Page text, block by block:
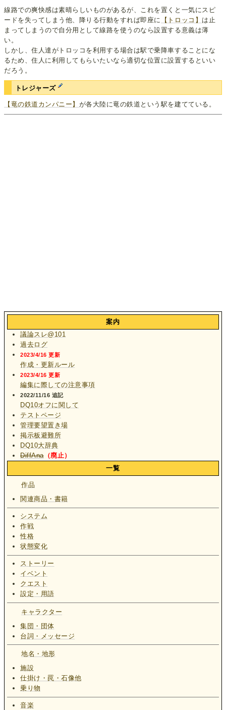
線路での爽快感は素晴らしいものがあるが、これを置くと一気にスピ
ードを失ってしまう他、降りる行動をすれば即座に
【トロッコ】 は止
まってしまうので自分用として線路を使うのなら設置する意義は薄
い。
しかし、住人達がトロッコを利用する場合は駅で乗降車することにな
るため、住人に利用してもらいたいなら適切な位置に設置するといい
だろう。
トレジャーズ
【竜の鉄道カンパニー】 が各大陸に竜の鉄道という駅を建てている。
案内
議論スレ@101
過去ログ
2023/4/16 更新
作成・更新ルール
2023/4/16 更新
編集に際しての注意事項
2022/11/16 追記
DQ10オフに関して
テストページ
管理要望置き場
掲示板避難所
DQ10大辞典
DiffAna（廃止）
一覧
作品
関連商品・書籍
システム
作戦
性格
状態変化
ストーリー
イベント
クエスト
設定・用語
キャラクター
集団・団体
台詞・メッセージ
地名・地形
施設
仕掛け・罠・石像他
乗り物
音楽